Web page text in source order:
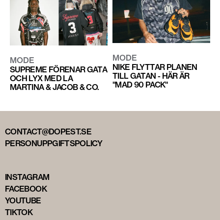
MODE
SUPREME FÖRENAR GATA
OCH LYX MED LA
MARTINA & JACOB & CO.
MODE
NIKE FLYTTAR PLANEN
TILL GATAN - HÄR ÄR
"MAD 90 PACK"
CONTACT@DOPEST.SE
PERSONUPPGIFTSPOLICY
INSTAGRAM
FACEBOOK
YOUTUBE
TIKTOK